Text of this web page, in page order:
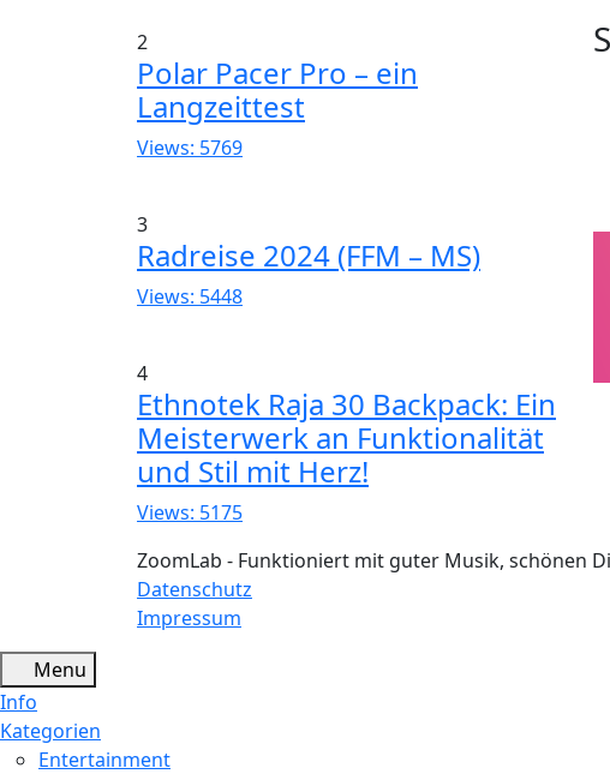
2
Polar Pacer Pro – ein
Langzeittest
Views: 5769
3
Radreise 2024 (FFM – MS)
Views: 5448
4
Ethnotek Raja 30 Backpack: Ein
Meisterwerk an Funktionalität
und Stil mit Herz!
Views: 5175
ZoomLab - Funktioniert mit guter Musik, schönen
Datenschutz
Impressum
Menu
Info
Kategorien
Entertainment